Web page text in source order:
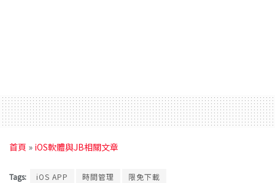
首頁 » iOS軟體與JB相關文章
Tags: iOS APP 時間管理 限免下載